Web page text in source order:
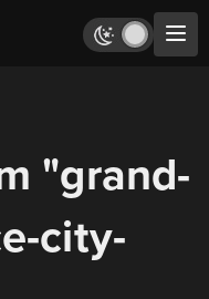
"grand-
city-